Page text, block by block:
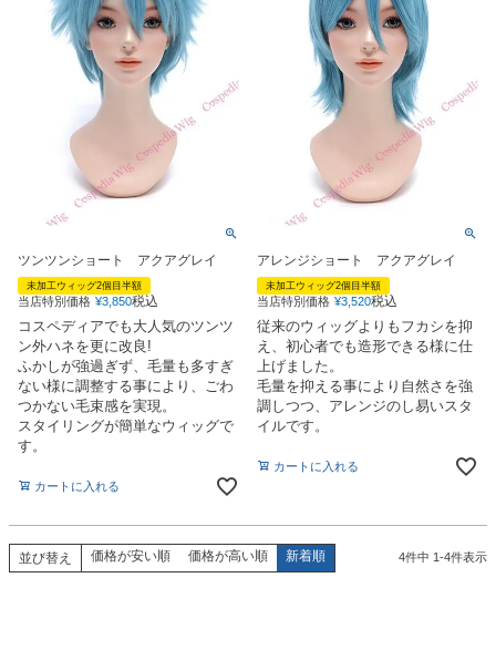
ツンツンショート アクアグレイ
未加工ウィッグ2個目半額
当店特別価格 ¥3,850税込
コスペディアでも大人気のツンツ
ン外ハネを更に改良!
ふかしが強過ぎず、毛量も多すぎ
ない様に調整する事により、ごわ
つかない毛束感を実現。
スタイリングが簡単なウィッグで
す。
カートに入れる
アレンジショート アクアグレイ
未加工ウィッグ2個目半額
当店特別価格 ¥3,520税込
従来のウィッグよりもフカシを抑
え、初心者でも造形できる様に仕
上げました。
毛量を抑える事により自然さを強
調しつつ、アレンジのし易いスタ
イルです。
カートに入れる
並び替え 価格が安い順 価格が高い順 新着順 4件中 1 -4件表示